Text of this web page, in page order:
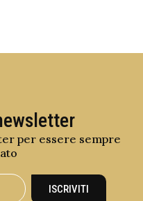
per essere sempre
ISCRIVITI